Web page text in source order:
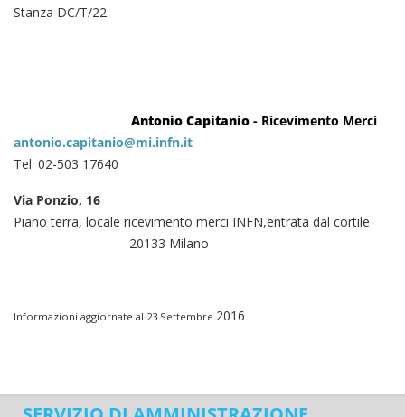
Stanza DC/T/22
Antonio Capitanio - Ricevimento Merci
antonio.capitanio@mi.infn.it
Tel. 02-503 17640
Via Ponzio, 16
Piano terra, locale ricevimento merci INFN,entrata dal cortile
20133 Milano
Informazioni aggiornate al 23 Settembre 2016